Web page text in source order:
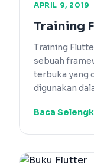
APRIL 9, 2019
Training
Training
sebuah
terbuka yang
digunakan
Baca